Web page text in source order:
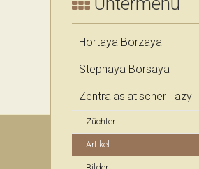
& Taigan Breeder
& Taigan Breeder
PADS Artikel deutsch: Windhunde
Hortaya Borzaya
Stepnaya Borsaya
Zentralasiatischer Tazy
Züchter
Artikel